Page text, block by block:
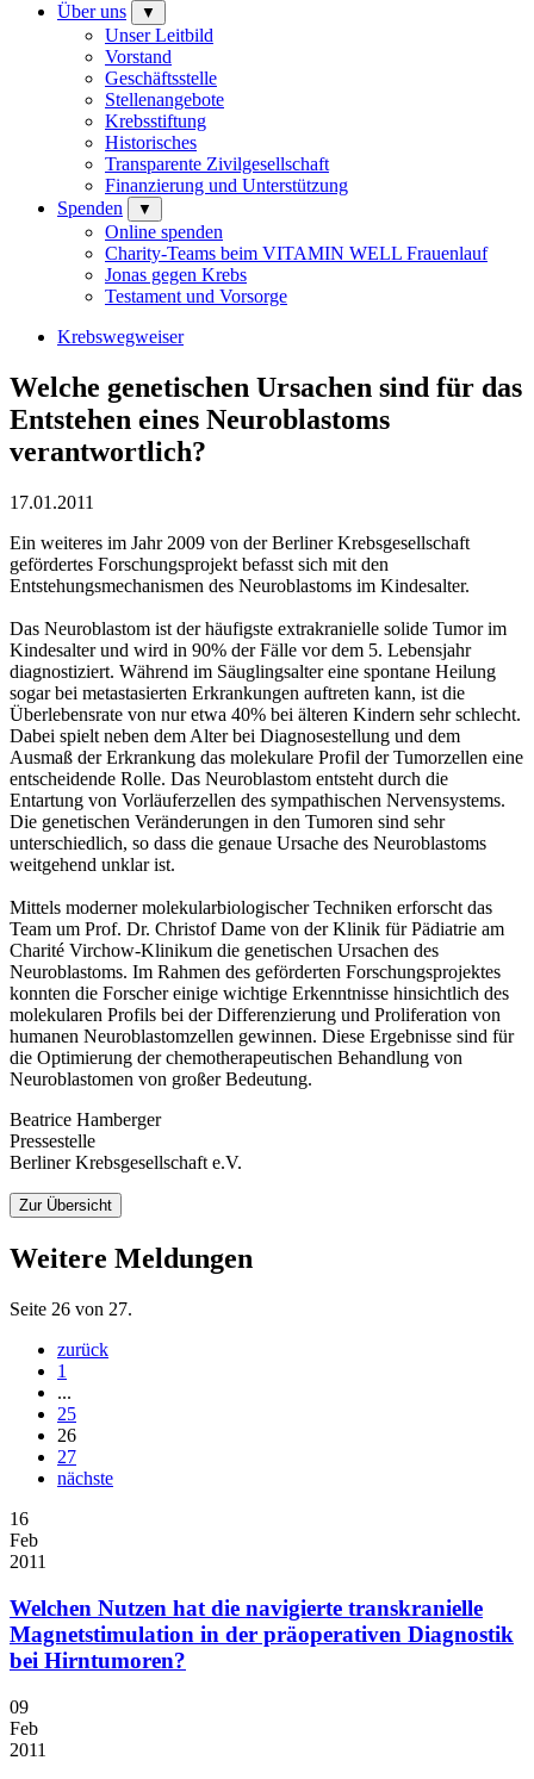
Über uns
▼
Unser Leitbild
Vorstand
Geschäftsstelle
Stellenangebote
Krebsstiftung
Historisches
Transparente Zivilgesellschaft
Finanzierung und Unterstützung
Spenden
▼
Online spenden
Charity-Teams beim VITAMIN WELL Frauenlauf
Jonas gegen Krebs
Testament und Vorsorge
Krebswegweiser
Welche genetischen Ursachen sind für das
Entstehen eines Neuroblastoms
verantwortlich?
17.01.2011
Ein weiteres im Jahr 2009 von der Berliner Krebsgesellschaft
gefördertes Forschungsprojekt befasst sich mit den
Entstehungsmechanismen des Neuroblastoms im Kindesalter.
Das Neuroblastom ist der häufigste extrakranielle solide Tumor im
Kindesalter und wird in 90% der Fälle vor dem 5. Lebensjahr
diagnostiziert. Während im Säuglingsalter eine spontane Heilung
sogar bei metastasierten Erkrankungen auftreten kann, ist die
Überlebensrate von nur etwa 40% bei älteren Kindern sehr schlecht.
Dabei spielt neben dem Alter bei Diagnosestellung und dem
Ausmaß der Erkrankung das molekulare Profil der Tumorzellen eine
entscheidende Rolle. Das Neuroblastom entsteht durch die
Entartung von Vorläuferzellen des sympathischen Nervensystems.
Die genetischen Veränderungen in den Tumoren sind sehr
unterschiedlich, so dass die genaue Ursache des Neuroblastoms
weitgehend unklar ist.
Mittels moderner molekularbiologischer Techniken erforscht das
Team um Prof. Dr. Christof Dame von der Klinik für Pädiatrie am
Charité Virchow-Klinikum die genetischen Ursachen des
Neuroblastoms. Im Rahmen des geförderten Forschungsprojektes
konnten die Forscher einige wichtige Erkenntnisse hinsichtlich des
molekularen Profils bei der Differenzierung und Proliferation von
humanen Neuroblastomzellen gewinnen. Diese Ergebnisse sind für
die Optimierung der chemotherapeutischen Behandlung von
Neuroblastomen von großer Bedeutung.
Beatrice Hamberger
Pressestelle
Berliner Krebsgesellschaft e.V.
Zur Übersicht
Weitere Meldungen
Seite 26 von 27.
zurück
1
...
25
26
27
nächste
16
Feb
2011
Welchen Nutzen hat die navigierte transkranielle
Magnetstimulation in der präoperativen Diagnostik
bei Hirntumoren?
09
Feb
2011